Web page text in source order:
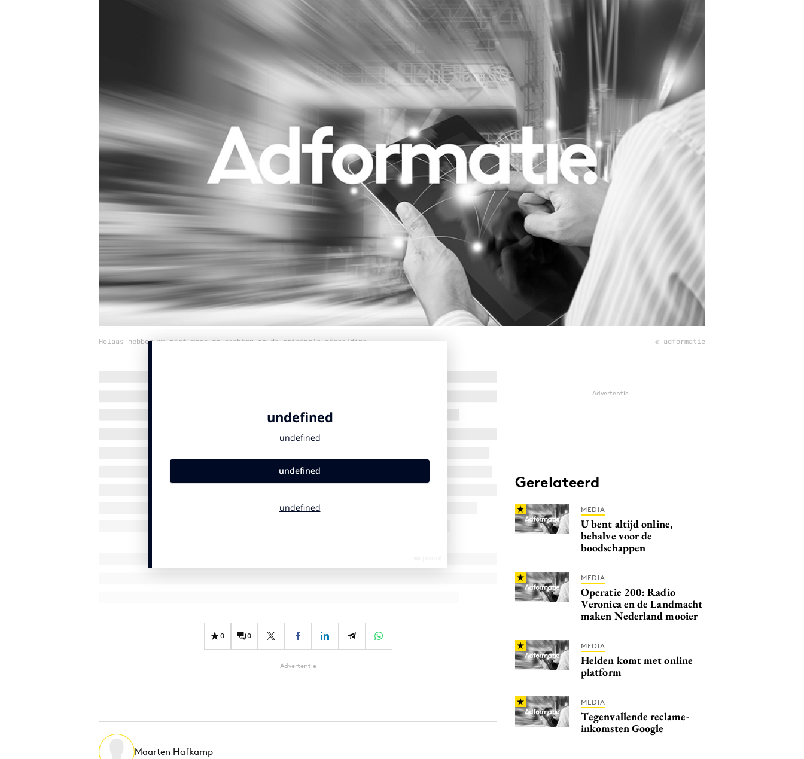
Gedragsverandering
Influencer marketing
Interne communicatie
Purpose Marketing
Reputatie & crisis
Helaas hebben we niet meer de rechten op de originele afbeelding © adformatie
0 0
Advertentie
Maarten Hafkamp
Advertentie
Gerelateerd
MEDIA
U bent altijd online,
behalve voor de
boodschappen
MEDIA
Operatie 200: Radio
Veronica en de Landmacht
maken Nederland mooier
MEDIA
Helden komt met online
platform
MEDIA
Tegenvallende reclame-
inkomsten Google